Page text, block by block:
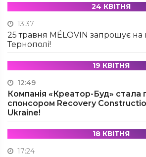
24 КВІТНЯ
13:37
25 травня MÉLOVIN запрошує на
Тернополі!
19 КВІТНЯ
12:49
Компанія «Креатор-Буд» стала
спонсором Recovery
Ukraine!
18 КВІТНЯ
17:24